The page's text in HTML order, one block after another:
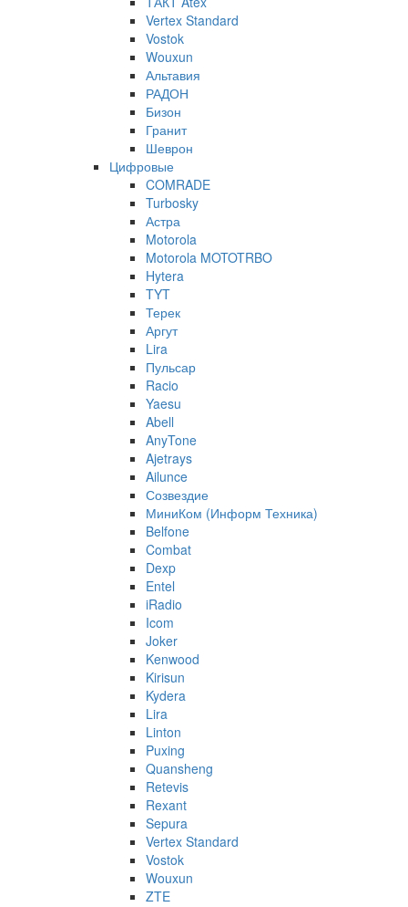
Vertex Standard
Vostok
Wouxun
Альтавия
РАДОН
Бизон
Гранит
Шеврон
Цифровые
COMRADE
Turbosky
Астра
Motorola
Motorola MOTOTRBO
Hytera
TYT
Терек
Аргут
Lira
Пульсар
Racio
Yaesu
Abell
AnyTone
Ajetrays
Ailunce
Созвездие
МиниКом (Информ Техника)
Belfone
Combat
Dexp
Entel
iRadio
Icom
Joker
Kenwood
Kirisun
Kydera
Lira
Linton
Puxing
Quansheng
Retevis
Rexant
Sepura
Vertex Standard
Vostok
Wouxun
ZTE